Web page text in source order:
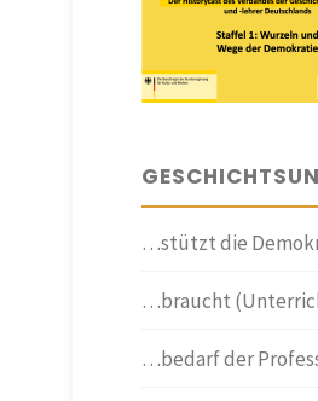
…stützt die
…braucht
…bedarf der